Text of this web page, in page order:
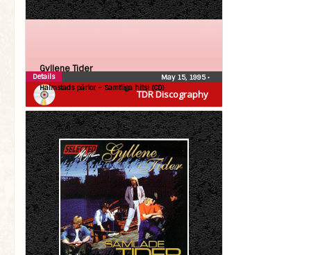
TDR Discography
Gyllene Tider
Halmstads pärlor – Samtliga hits! (CD)
May 15, 1995•
Details